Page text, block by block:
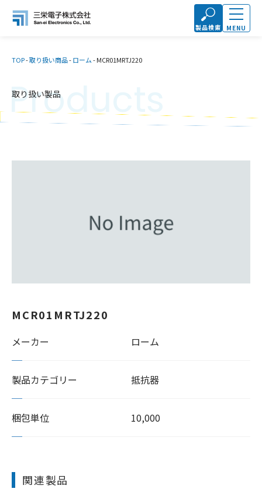
製品検索 MENU
TOP-取り扱い商品-ローム-MCR01MRTJ220
取り扱い製品
Products
MCR01MRTJ220
メーカー ローム
製品カテゴリー 抵抗器
梱包単位 10,000
関連製品